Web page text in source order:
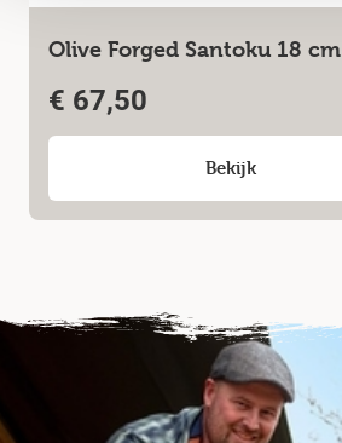
Olive Forged Santoku 18 cm
€ 67,50
Bekijk